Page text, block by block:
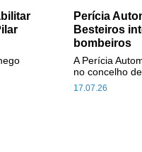
Perícia
Besteiros
bombeiros
17.07.26
A Perícia
no concelho de